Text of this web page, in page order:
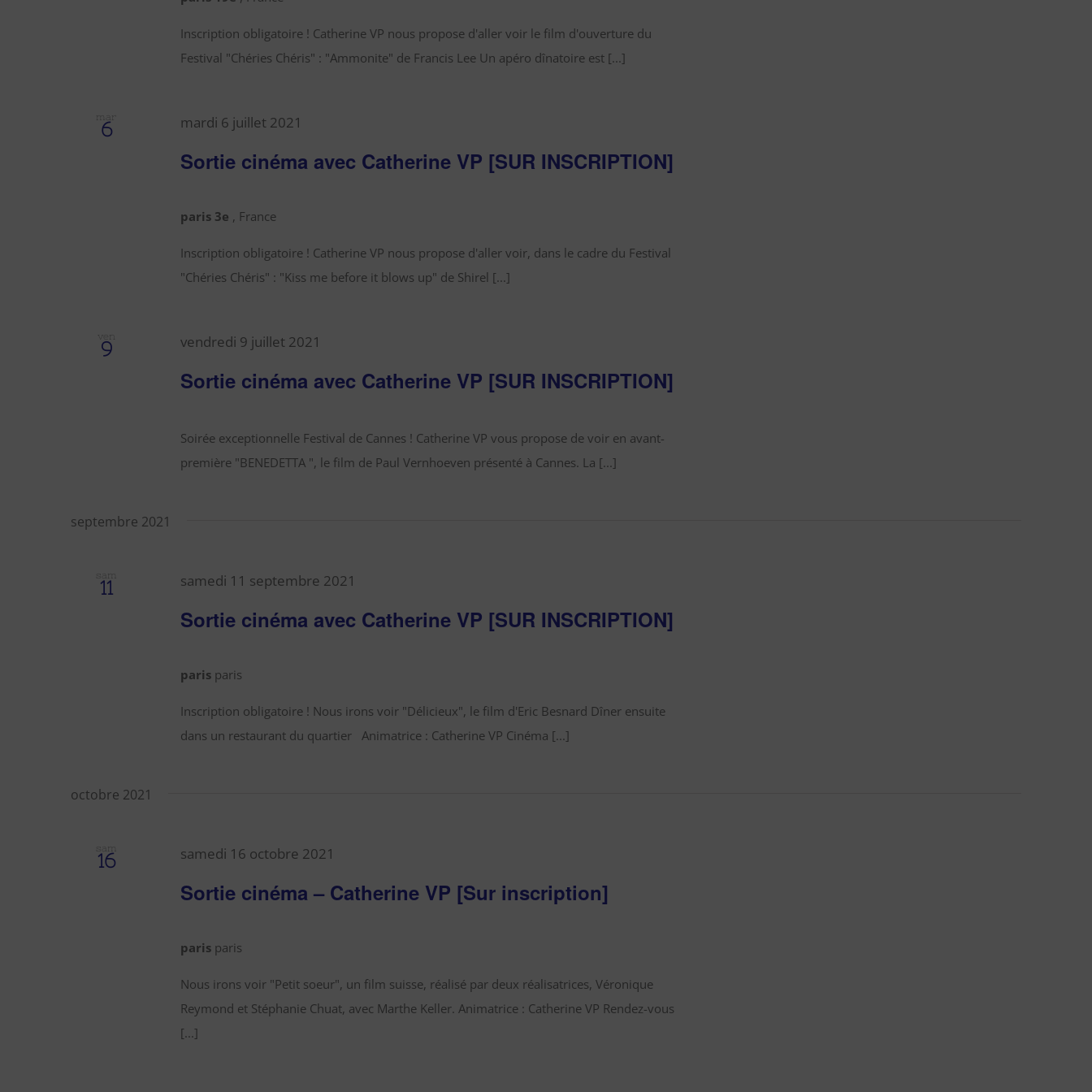
Inscription obligatoire ! Catherine VP nous propose d'aller voir le film d'ouverture du
Festival "Chéries Chéris" : "Ammonite" de Francis Lee Un apéro dînatoire est [...]
mar
6
Sortie cinéma avec Catherine VP [SUR INSCRIPTION]
mardi 6 juillet 2021
paris 3e , France
Inscription obligatoire ! Catherine VP nous propose d'aller voir, dans le cadre du Festival
"Chéries Chéris" : "Kiss me before it blows up" de Shirel [...]
ven
9
Sortie cinéma avec Catherine VP [SUR INSCRIPTION]
vendredi 9 juillet 2021
Soirée exceptionnelle Festival de Cannes ! Catherine VP vous propose de voir en avant-
première "BENEDETTA ", le film de Paul Vernhoeven présenté à Cannes. La [...]
septembre 2021
sam
11
Sortie cinéma avec Catherine VP [SUR INSCRIPTION]
samedi 11 septembre 2021
paris paris
Inscription obligatoire ! Nous irons voir "Délicieux", le film d'Eric Besnard Dîner ensuite
dans un restaurant du quartier Animatrice : Catherine VP Cinéma [...]
octobre 2021
sam
16
Sortie cinéma – Catherine VP [Sur inscription]
samedi 16 octobre 2021
paris paris
Nous irons voir "Petit soeur", un film suisse, réalisé par deux réalisatrices, Véronique
Reymond et Stéphanie Chuat, avec Marthe Keller. Animatrice : Catherine VP Rendez-vous
[...]